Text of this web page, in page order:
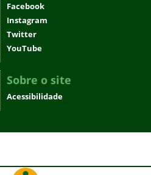
Facebook
Instagram
Twitter
YouTube
Sobre o site
Acessibilidade